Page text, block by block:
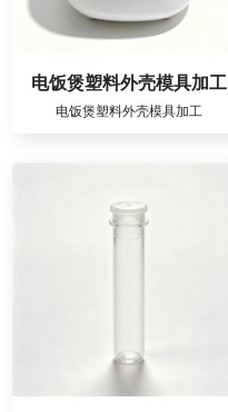
电饭煲塑料外壳模具加工
电饭煲塑料外壳模具加工